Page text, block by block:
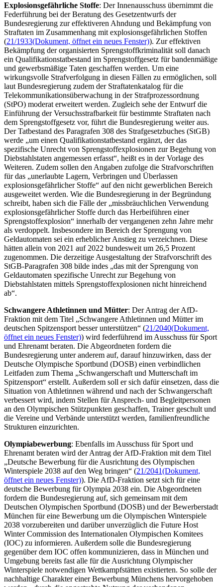
Explosionsgefährliche Stoffe: Der Innenausschuss übernimmt die
Federführung bei der Beratung des Gesetzentwurfs der
Bundesregierung zur effektiveren Ahndung und Bekämpfung von
Straftaten im Zusammenhang mit explosionsgefährlichen Stoffen
(21/1933(Dokument, öffnet ein neues Fenster)). Zur effektiven
Bekämpfung der organisierten Sprengstoffkriminalität soll danach
ein Qualifikationstatbestand im Sprengstoffgesetz für bandenmäßige
und gewerbsmäßige Taten geschaffen werden. Um eine
wirkungsvolle Strafverfolgung in diesen Fällen zu ermöglichen, soll
laut Bundesregierung zudem der Straftatenkatalog für die
Telekommunikationsüberwachung in der Strafprozessordnung
(StPO) moderat erweitert werden. Zugleich sehe der Entwurf die
Einführung der Versuchsstrafbarkeit für bestimmte Straftaten nach
dem Sprengstoffgesetz vor, führt die Bundesregierung weiter aus.
Der Tatbestand des Paragrafen 308 des Strafgesetzbuches (StGB)
werde „um einen Qualifikationstatbestand ergänzt, der das
spezifische Unrecht von Sprengstoffexplosionen zur Begehung von
Diebstahlstaten angemessen erfasst“, heißt es in der Vorlage des
Weiteren. Zudem sollen den Angaben zufolge die Strafvorschriften
für das „unerlaubte Lagern, Verbringen und Überlassen
explosionsgefährlicher Stoffe“ auf den nicht gewerblichen Bereich
ausgeweitet werden. Wie die Bundesregierung in der Begründung
schreibt, haben sich die Fälle der „missbräuchlichen Verwendung
explosionsgefährlicher Stoffe durch das Herbeiführen einer
Sprengstoffexplosion“ innerhalb der vergangenen zehn Jahre mehr
als verdoppelt. Insbesondere im Bereich der Sprengung von
Geldautomaten sei ein erheblicher Anstieg zu verzeichnen. Diese
hätten allein von 2021 auf 2022 bundesweit um 26,5 Prozent
zugenommen. Die derzeitige Ausgestaltung der Strafvorschrift des
StGB-Paragrafen 308 bilde indes „das mit der Sprengung von
Geldautomaten spezifische Unrecht zur Begehung von
Diebstahlstaten mittels Sprengstoffexplosionen nicht hinreichend
ab“.
Schwangere Athletinnen und Mütter: Der Antrag der AfD-
Fraktion mit dem Titel „Schwangere Athletinnen und Mütter im
deutschen Spitzensport besser unterstützen“ (21/2040(Dokument,
öffnet ein neues Fenster)) wird federführend im Ausschuss für Sport
und Ehrenamt beraten. Die Abgeordneten fordern die
Bundesregierung unter anderem auf, darauf hinzuwirken, dass der
Deutsche Olympische Sportbund (DOSB) einen verbindlichen
Leitfaden zum Thema „Schwangerschaft und Mutterschaft im
Spitzensport“ erstellt. Außerdem soll er sich dafür einsetzen, dass die
Situation von Athletinnen während und nach der Schwangerschaft
verbessert wird, indem Stellen für Ansprech- und Begleitpersonen
an den Olympischen Stützpunkten geschaffen, Trainer geschult und
die Vereine und Verbände unterstützt werden, familienfreundliche
Strukturen einzurichten.
Olympiabewerbung: Ebenfalls im Ausschuss für Sport und
Ehrenamt beraten wird der Antrag der AfD-Fraktion mit dem Titel
„Deutsche Bewerbung für die Ausrichtung des Olympischen
Winterspiele 2038 auf den Weg bringen“ (21/2041(Dokument,
öffnet ein neues Fenster)). Die AfD-Fraktion setzt sich für eine
deutsche Bewerbung für Olympia 2038 ein. Die Abgeordneten
fordern die Bundesregierung auf, sich gemeinsam mit dem
Deutschen Olympischen Sportbund (DOSB) und der Bewerberstadt
München für eine Bewerbung um die Olympischen Winterspiele
2038 vorzubereiten und darüber unverzüglich die Future Host
Winter Commission des Internationalen Olympischen Komitees
(IOC) zu informieren. Außerdem solle die Bundesregierung
gegenüber dem IOC offen kommunizieren, dass in München und
Umgebung bereits fast alle für die Ausrichtung Olympischer
Winterspiele notwendigen Wettkampfstätten existierten. So solle der
nachhaltige Charakter einer Bewerbung Münchens hervorgehoben